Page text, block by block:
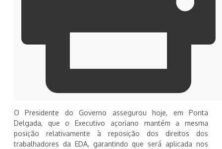
O Presidente do Governo assegurou hoje, em Ponta
Delgada, que o Executivo açoriano mantém a mesma
posição relativamente à reposição dos direitos dos
trabalhadores da EDA, garantindo que será aplicada nos